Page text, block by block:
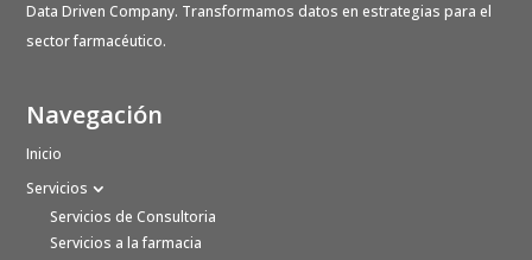
Data Driven Company. Transformamos datos en estrategias para el
sector farmacéutico.
Navegación
Inicio
Servicios
Servicios de Consultoria
Servicios a la farmacia